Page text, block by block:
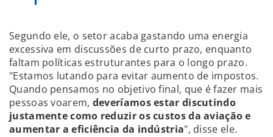
Segundo ele, o setor acaba gastando uma energia
excessiva em discussões de curto prazo, enquanto
faltam políticas estruturantes para o longo prazo.
"Estamos lutando para evitar aumento de impostos.
Quando pensamos no objetivo final, que é fazer mais
pessoas voarem, deveríamos estar discutindo
justamente como reduzir os custos da aviação e
aumentar a eficiência da indústria", disse ele.